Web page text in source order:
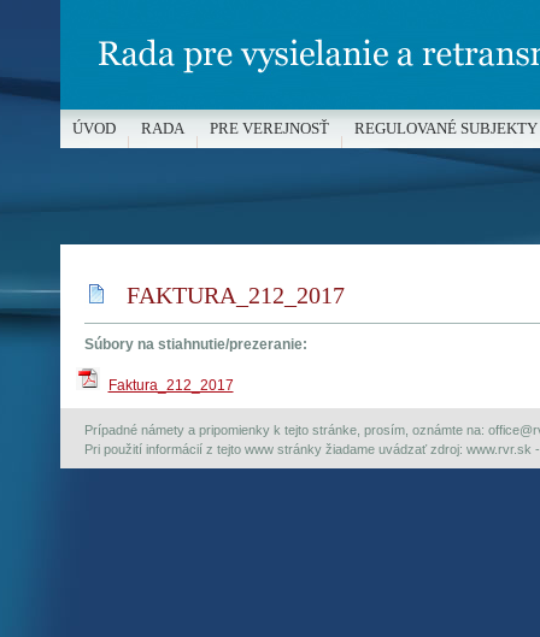
FAKTURA_212_2017
Súbory na stiahnutie/prezeranie:
Faktura_212_2017
Prípadné námety a pripomienky k tejto stránke, prosím, oznámte na:
Pri použití informácií z tejto www stránky žiadame uvádzať zdroj: www.rvr.sk
ÚVOD RADA PRE VEREJNOSŤ REGULOVANÉ SUBJEKTY